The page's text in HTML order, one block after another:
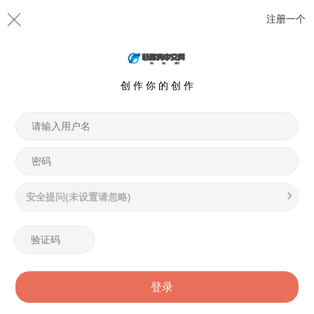
注册一个
创 作 你 的 创 作
安全提问(未设置请忽略)
登录